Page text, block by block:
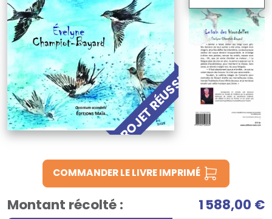
PROJET RÉUSSI !
COMMANDER LE LIVRE IMPRIMÉ
Montant récolté : 1 588,00 €